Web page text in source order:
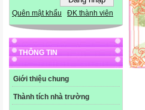
Quên mật khẩu ĐK thành viên
THÔNG TIN
Giới thiệu chung
Thành tích nhà trường